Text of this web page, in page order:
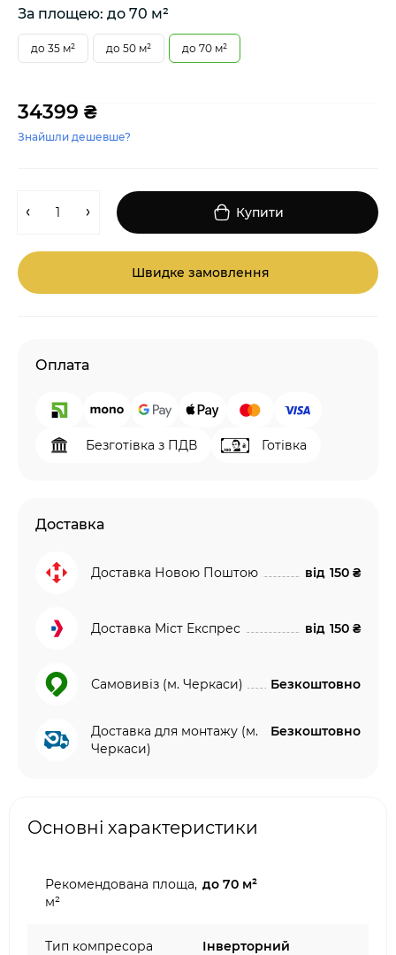
За площею: до 70 м²
до 35 м² до 50 м² до 70 м²
34399 ₴
Знайшли дешевше?
Купити
Швидке замовлення
Оплата
Безготівка з ПДВ Готівка
Доставка
Доставка Новою Поштою від 150 ₴
Доставка Міст Експрес від 150 ₴
Самовивіз (м. Черкаси) Безкоштовно
Доставка для монтажу (м.
Черкаси)
Безкоштовно
Основні характеристики
Рекомендована площа,
м²
до 70 м²
Тип компресора Інверторний